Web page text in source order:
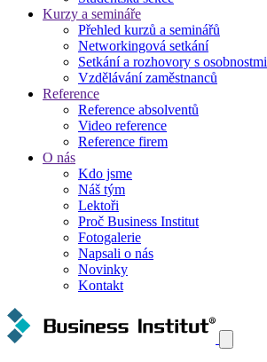
Kurzy a semináře
Přehled kurzů a seminářů
Networkingová setkání
Setkání a rozhovory s osobnostmi
Vzdělávání zaměstnanců
Reference
Reference absolventů
Video reference
Reference firem
O nás
Kdo jsme
Náš tým
Lektoři
Proč Business Institut
Fotogalerie
Napsali o nás
Novinky
Kontakt